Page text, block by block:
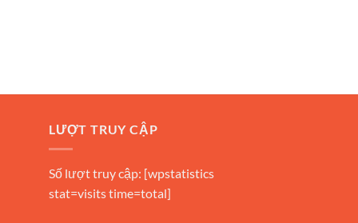
LƯỢT TRUY CẬP
Số lượt truy cập: [wpstatistics
stat=visits time=total]